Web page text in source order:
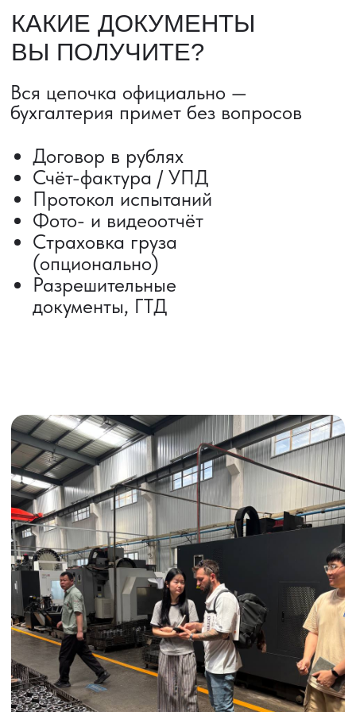
ВЫКУП ТОВАРОВ ИЗ КИТАЯ
Выкуп от 1 000 000 ₽
Выкуп с Alibaba
ИНДИВИДУАЛЬНЫЕ УСЛУГИ
Выгодные условия
Сертификация грузов
Консолидация грузов
Сопровождение грузов
Таможенное оформление
Страхование груза
Временное хранение
Организация производства
Проверка качества товара
Оплата и переговоры
с поставщиком
Инспекция поставщика
Получить консультацию
ДОСТАВКА ТОВАРОВ ИЗ КИТАЯ
Сроки от 5 дней
Авиадоставка
Сборный груз
Железнодорожные перевозки
Автогрузоперевозки
Контейнерные перевозки
Доставка образцов
Получить консультацию